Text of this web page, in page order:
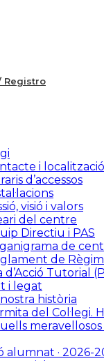
Registro
i localització
d’accessos
visió i valors
del centre
Directiu i PAS
de
de
d’Acció Tutorial
i legat
història
del Col·legi.
meravellosos
alumnat · 2026-